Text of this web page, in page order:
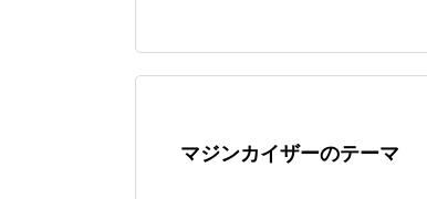
マジンカイザーのテーマ